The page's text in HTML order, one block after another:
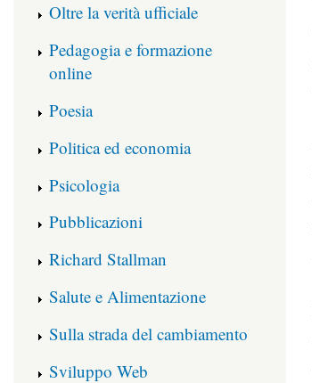
Oltre la verità ufficiale
Pedagogia e formazione
online
Poesia
Politica ed economia
Psicologia
Pubblicazioni
Richard Stallman
Salute e Alimentazione
Sulla strada del cambiamento
Sviluppo Web